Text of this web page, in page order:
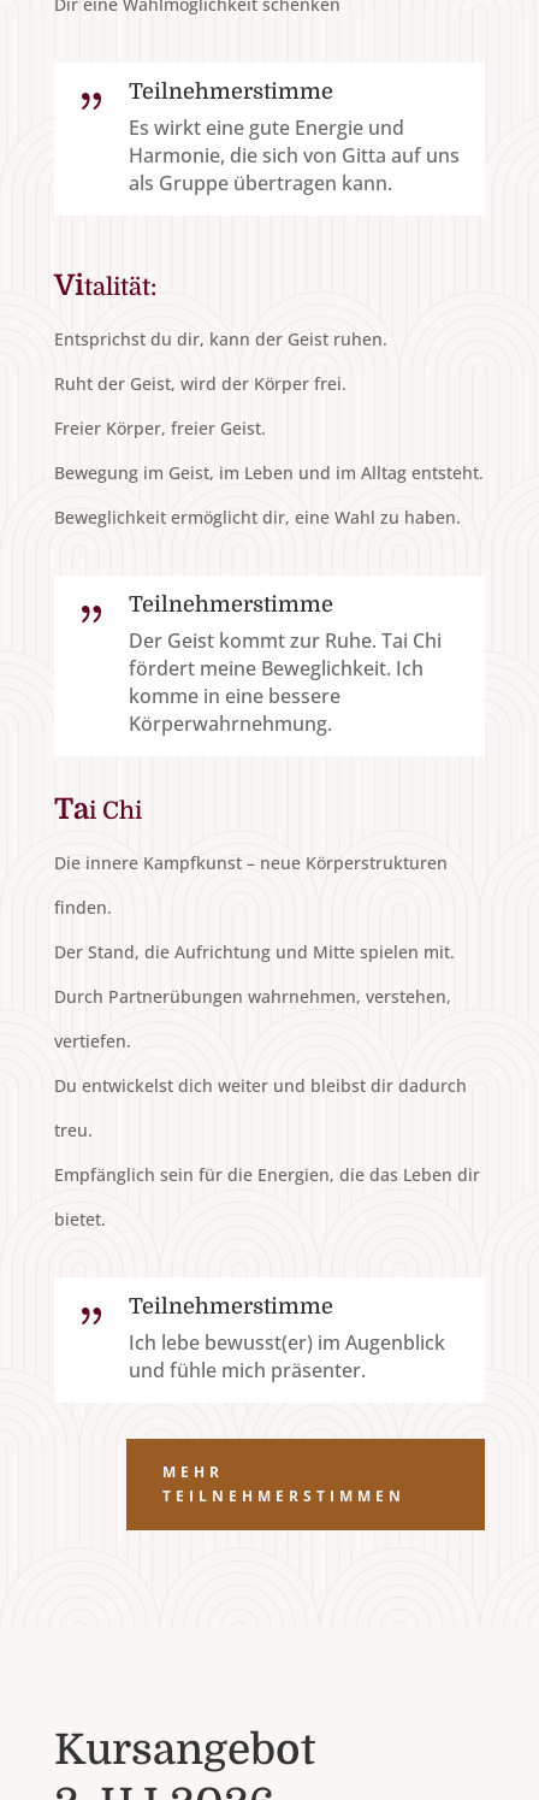
{ Teilnehmerstimme
Es wirkt eine gute Energie und
Harmonie, die sich von Gitta auf uns
als Gruppe übertragen kann.
Vitalität:
Entsprichst du dir, kann der Geist ruhen.
Ruht der Geist, wird der Körper frei.
Freier Körper, freier Geist.
Bewegung im Geist, im Leben und im Alltag entsteht.
Beweglichkeit ermöglicht dir, eine Wahl zu haben.
{ Teilnehmerstimme
Der Geist kommt zur Ruhe. Tai Chi
fördert meine Beweglichkeit. Ich
komme in eine bessere
Körperwahrnehmung.
Tai Chi
Die innere Kampfkunst – neue Körperstrukturen
finden.
Der Stand, die Aufrichtung und Mitte spielen mit.
Durch Partnerübungen wahrnehmen, verstehen,
vertiefen.
Du entwickelst dich weiter und bleibst dir dadurch
treu.
Empfänglich sein für die Energien, die das Leben dir
bietet.
{ Teilnehmerstimme
Ich lebe bewusst(er) im Augenblick
und fühle mich präsenter.
MEHR
TEILNEHMERSTIMMEN
Kursangebot